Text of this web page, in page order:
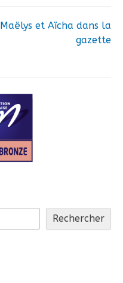
Maëlys et Aïcha dans la
gazette
Rechercher